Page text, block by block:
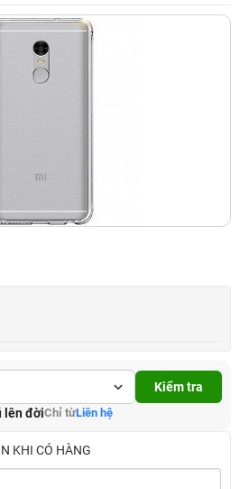
Kiểm tra
lên đờiChỉ từLiên hệ
KHI CÓ HÀNG